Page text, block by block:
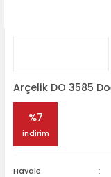
Arçelik DO 3585
%7
indirim
Havale